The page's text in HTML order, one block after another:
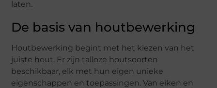
laten.
De basis van houtbewerking
Houtbewerking begint met het kiezen van het
juiste hout. Er zijn talloze houtsoorten
beschikbaar, elk met hun eigen unieke
eigenschappen en toepassingen. Van eiken en